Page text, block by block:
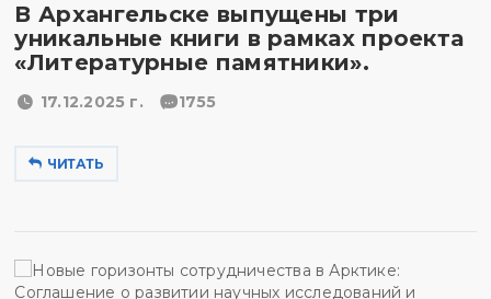
В Архангельске выпущены три
уникальные книги в рамках проекта
«Литературные памятники».
17.12.2025 г. 1755
ЧИТАТЬ